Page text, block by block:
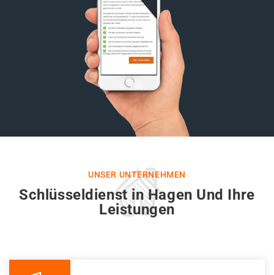
UNSER UNTERNEHMEN
Schlüsseldienst in Hagen Und Ihre
Leistungen